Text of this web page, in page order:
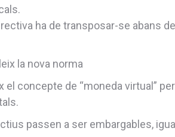
ha de transposar-se abans
la nova norma
el concepte de “moneda virtual”
passen a ser embargables,